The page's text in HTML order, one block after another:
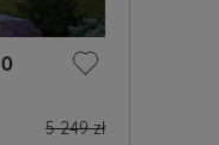
0
5 249 zł